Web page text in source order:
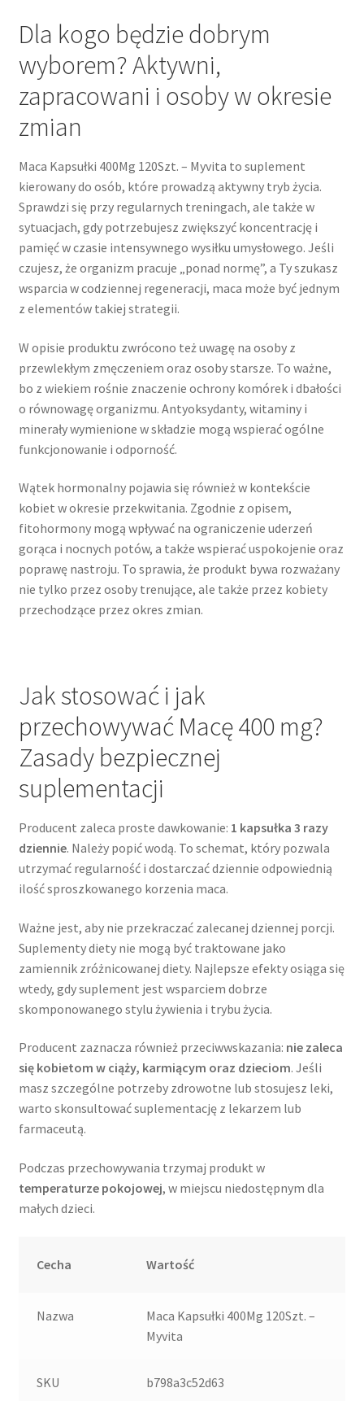
Dla kogo będzie dobrym
wyborem? Aktywni,
zapracowani i osoby w okresie
zmian
Maca Kapsułki 400Mg 120Szt. – Myvita to suplement
kierowany do osób, które prowadzą aktywny tryb życia.
Sprawdzi się przy regularnych treningach, ale także w
sytuacjach, gdy potrzebujesz zwiększyć koncentrację i
pamięć w czasie intensywnego wysiłku umysłowego. Jeśli
czujesz, że organizm pracuje „ponad normę”, a Ty szukasz
wsparcia w codziennej regeneracji, maca może być jednym
z elementów takiej strategii.
W opisie produktu zwrócono też uwagę na osoby z
przewlekłym zmęczeniem oraz osoby starsze. To ważne,
bo z wiekiem rośnie znaczenie ochrony komórek i dbałości
o równowagę organizmu. Antyoksydanty, witaminy i
minerały wymienione w składzie mogą wspierać ogólne
funkcjonowanie i odporność.
Wątek hormonalny pojawia się również w kontekście
kobiet w okresie przekwitania. Zgodnie z opisem,
fitohormony mogą wpływać na ograniczenie uderzeń
gorąca i nocnych potów, a także wspierać uspokojenie oraz
poprawę nastroju. To sprawia, że produkt bywa rozważany
nie tylko przez osoby trenujące, ale także przez kobiety
przechodzące przez okres zmian.
Jak stosować i jak
przechowywać Macę 400 mg?
Zasady bezpiecznej
suplementacji
Producent zaleca proste dawkowanie: 1 kapsułka 3 razy
dziennie. Należy popić wodą. To schemat, który pozwala
utrzymać regularność i dostarczać dziennie odpowiednią
ilość sproszkowanego korzenia maca.
Ważne jest, aby nie przekraczać zalecanej dziennej porcji.
Suplementy diety nie mogą być traktowane jako
zamiennik zróżnicowanej diety. Najlepsze efekty osiąga się
wtedy, gdy suplement jest wsparciem dobrze
skomponowanego stylu żywienia i trybu życia.
Producent zaznacza również przeciwwskazania: nie zaleca
się kobietom w ciąży, karmiącym oraz dzieciom. Jeśli
masz szczególne potrzeby zdrowotne lub stosujesz leki,
warto skonsultować suplementację z lekarzem lub
farmaceutą.
Podczas przechowywania trzymaj produkt w
temperaturze pokojowej, w miejscu niedostępnym dla
małych dzieci.
Cecha Wartość
Nazwa
Maca Kapsułki 400Mg 120Szt. –
Myvita
SKU b798a3c52d63